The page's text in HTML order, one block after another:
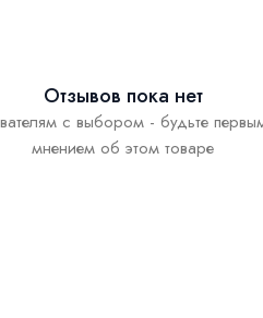
Отзывов пока нет
с выбором - будьте
мнением об этом товаре